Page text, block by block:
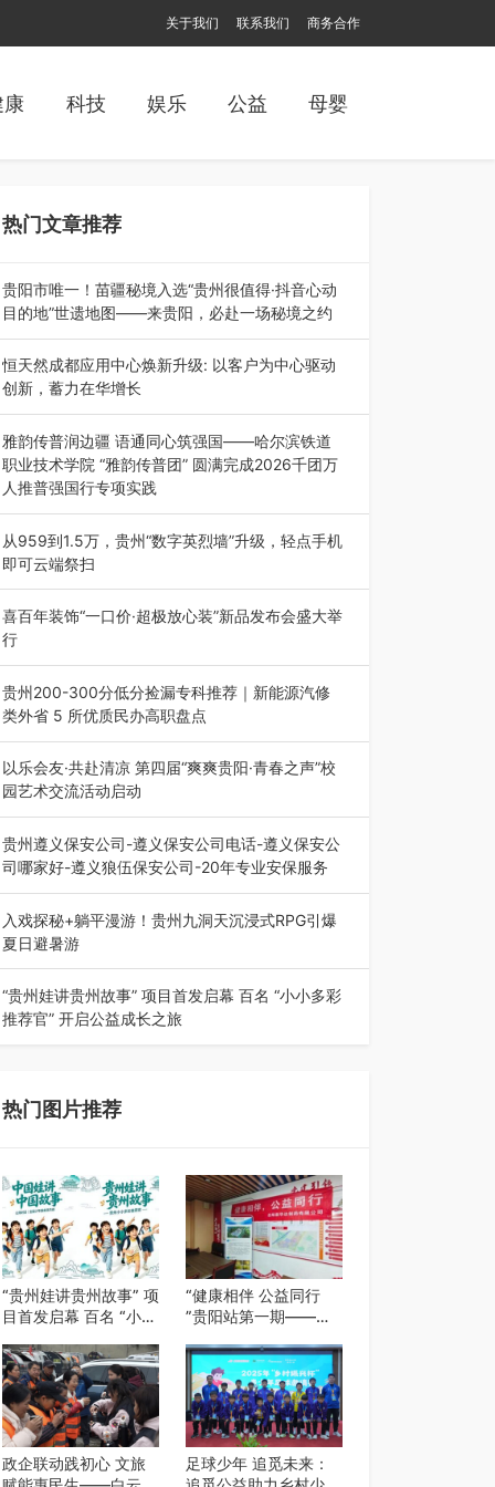
关于我们 联系我们 商务合作
科技 娱乐 公益 母婴
热门文章推荐
贵阳市唯一！苗疆秘境入选“贵州很值得·抖音心动
目的地”世遗地图——来贵阳，必赴一场秘境之约
2026年7月21日，2026年“贵州很值得”暨抖音“心
动目的地”（贵州站）主题…
恒天然成都应用中心焕新升级: 以客户为中心驱动
创新，蓄力在华增长
融合全球研发实力与本土洞察，深化客户共创，赋
能西南市场创新发展 （7月27日，成…
雅韵传普润边疆 语通同心筑强国——哈尔滨铁道
职业技术学院 “雅韵传普团” 圆满完成2026千团万
人推普强国行专项实践
为扎实推进2026“千团万人推普强国行”大学生暑
期社会实践，牢牢紧扣 “雅韵传普…
从959到1.5万，贵州“数字英烈墙”升级，轻点手机
即可云端祭扫
八一建军节到来之际，由贵州省退役军人事务厅指
导，贵阳市退役军人事务局联合贵州广电…
喜百年装饰“一口价·超极放心装”新品发布会盛大举
行
2026年7月31日，喜百年装饰“一口价·超极放心
装”新品发布会在贵阳隆重举行。…
贵州200-300分低分捡漏专科推荐｜新能源汽修
类外省 5 所优质民办高职盘点
在贵州省高考志愿填报体系中，200至300分数段
考生可选择的省内工科、新能源汽车…
以乐会友·共赴清凉 第四届“爽爽贵阳·青春之声”校
园艺术交流活动启动
七月的贵阳，清风送爽，第四届“爽爽贵阳·青春之
声”校园管弦乐（合唱）艺术交流活动…
贵州遵义保安公司-遵义保安公司电话-遵义保安公
司哪家好-遵义狼伍保安公司-20年专业安保服务
在遵义，不管是企业园区运营、小区物业管理、建
筑工地施工、商业商场经营，还是举办各…
入戏探秘+躺平漫游！贵州九洞天沉浸式RPG引爆
夏日避暑游
入伏后的贵州，清凉依旧。而在毕节深处的九洞天
景区，贵州首个水上喀斯特沉浸式RPG…
“贵州娃讲贵州故事” 项目首发启幕 百名 “小小多彩
推荐官” 开启公益成长之旅
热门图片推荐
“贵州娃讲贵州故事” 项
目首发启幕 百名 “小小
成长之旅
“健康相伴 公益同行
”贵阳站第一期——岳
健康公益科普活动
政企联动践初心 文旅
足球少年 追觅未来：